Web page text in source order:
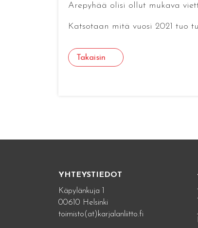
Arepyhää olisi ollut mukava
Katsotaan mitä vuosi 2021 tuo
Takaisin
YHTEYSTIEDOT
Käpylänkuja 1
00610 Helsinki
toimisto(at)karjalanliitto.fi